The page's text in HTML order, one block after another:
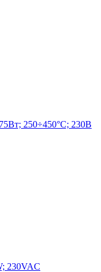
250÷450°C; 230В
230VAC